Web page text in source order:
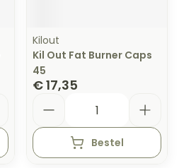
Kilout
Kil Out Fat Burner Caps
45
€ 17,35
Bestel